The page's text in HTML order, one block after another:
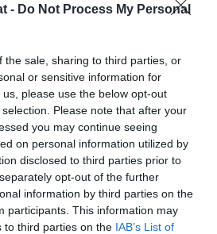
- Do Not Process My Personal
the sale, sharing to third parties, or
or sensitive information for
please use the below opt-out
Please note that after your
you may continue seeing
on personal information utilized by
disclosed to third parties prior to
opt-out of the further
information by third parties on the
participants. This information may
to third parties on the IAB’s List of
després de la catàstrofe
de turistes. Requereix la
destinació, les botigues, els
de les noves eines
capaços de gestionar
creant els llaços de
virtuals i presencials tant
que són els que ha
d'isòcrones més llunyanes.